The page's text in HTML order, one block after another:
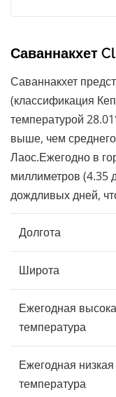
Саваннакхет
Саваннакхет
(классификация
температурой
выше, чем
Лаос.Ежегодно в
миллиметров (4.35
дождливых дней,
Долгота
Широта
Ежегодная
температура
Ежегодная низкая
температура